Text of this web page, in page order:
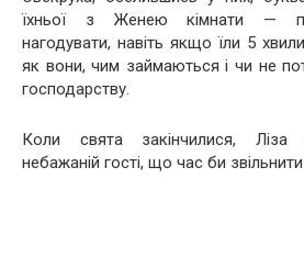
їхньої з Женею кімнати —
нагодувати, навіть якщо їли 5
як вони, чим займаються і чи не
господарству.
Коли свята закінчилися, Ліза
небажаній гості, що час би